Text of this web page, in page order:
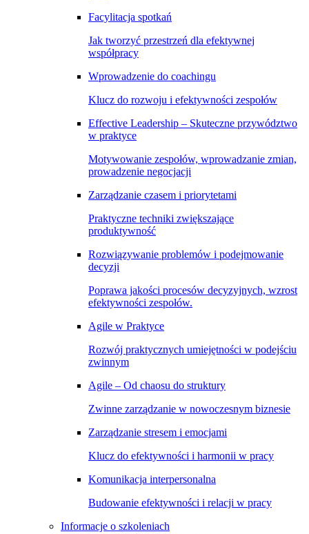
Facylitacja spotkań
Jak tworzyć przestrzeń dla efektywnej
współpracy
Wprowadzenie do coachingu
Klucz do rozwoju i efektywności zespołów
Effective Leadership – Skuteczne przywództwo
w praktyce
Motywowanie zespołów, wprowadzanie zmian,
prowadzenie negocjacji
Zarządzanie czasem i priorytetami
Praktyczne techniki zwiększające
produktywność
Rozwiązywanie problemów i podejmowanie
decyzji
Poprawa jakości procesów decyzyjnych, wzrost
efektywności zespołów.
Agile w Praktyce
Rozwój praktycznych umiejętności w podejściu
zwinnym
Agile – Od chaosu do struktury
Zwinne zarządzanie w nowoczesnym biznesie
Zarządzanie stresem i emocjami
Klucz do efektywności i harmonii w pracy
Komunikacja interpersonalna
Budowanie efektywności i relacji w pracy
Informacje o szkoleniach